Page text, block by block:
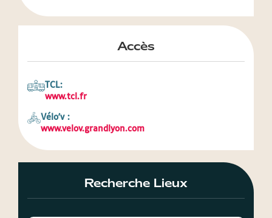
Accès
TCL:
www.tcl.fr
Vélo'v :
www.velov.grandlyon.com
Recherche Lieux